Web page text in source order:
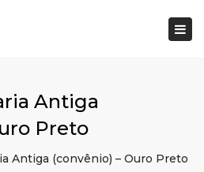
Antiga
Preto
Antiga (convênio) – Ouro Preto